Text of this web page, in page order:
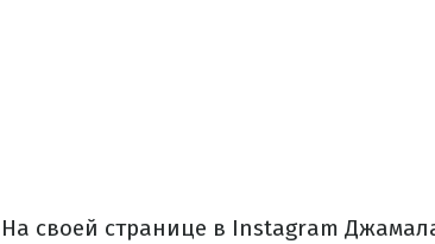
На своей странице в Instagram